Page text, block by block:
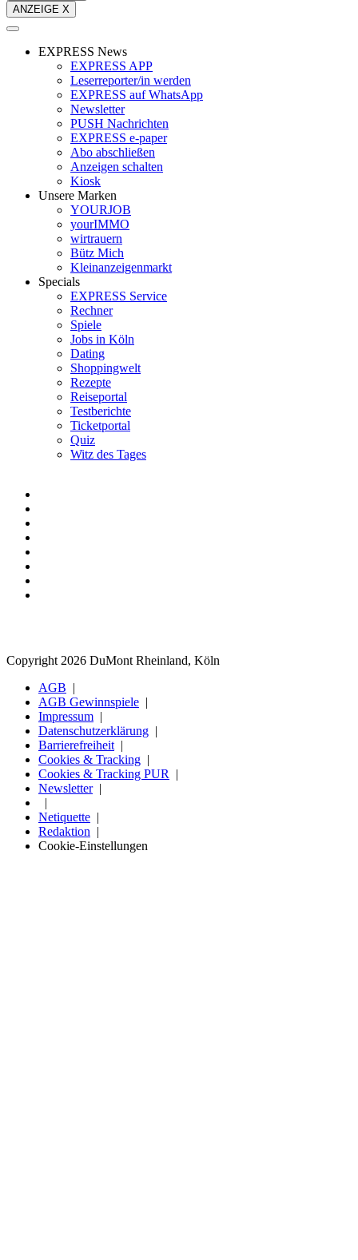
ANZEIGE X
EXPRESS News
EXPRESS APP
Leserreporter/in werden
EXPRESS auf WhatsApp
Newsletter
PUSH Nachrichten
EXPRESS e-paper
Abo abschließen
Anzeigen schalten
Kiosk
Unsere Marken
YOURJOB
yourIMMO
wirtrauern
Bütz Mich
Kleinanzeigenmarkt
Specials
EXPRESS Service
Rechner
Spiele
Jobs in Köln
Dating
Shoppingwelt
Rezepte
Reiseportal
Testberichte
Ticketportal
Quiz
Witz des Tages
Copyright 2026 DuMont Rheinland, Köln
AGB
AGB Gewinnspiele
Impressum
Datenschutzerklärung
Barrierefreiheit
Cookies & Tracking
Cookies & Tracking PUR
Newsletter
Netiquette
Redaktion
Cookie-Einstellungen